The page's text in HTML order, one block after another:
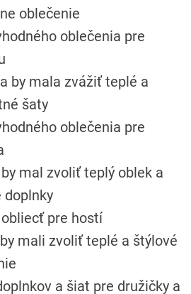
oblečenie
oblečenia pre
by mala zvážiť teplé a
šaty
oblečenia pre
mal zvoliť teplý oblek a
doplnky
pre hostí
mali zvoliť teplé a štýlové
a šiat pre družičky a